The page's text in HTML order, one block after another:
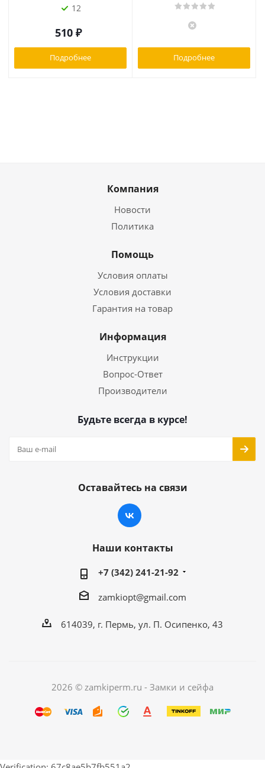
12
510 ₽
Подробнее Подробнее
Компания
Новости
Политика
Помощь
Условия оплаты
Условия доставки
Гарантия на товар
Информация
Инструкции
Вопрос-Ответ
Производители
Будьте всегда в курсе!
Оставайтесь на связи
Наши контакты
+7 (342) 241-21-92
zamkiopt@gmail.com
614039, г. Пермь, ул. П. Осипенко, 43
2026 © zamkiperm.ru - Замки и сейфа